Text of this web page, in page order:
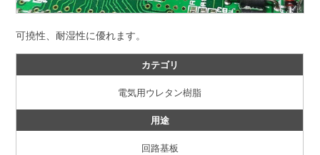
可撓性、耐湿性に優れます。
カテゴリ
電気用ウレタン樹脂
用途
回路基板